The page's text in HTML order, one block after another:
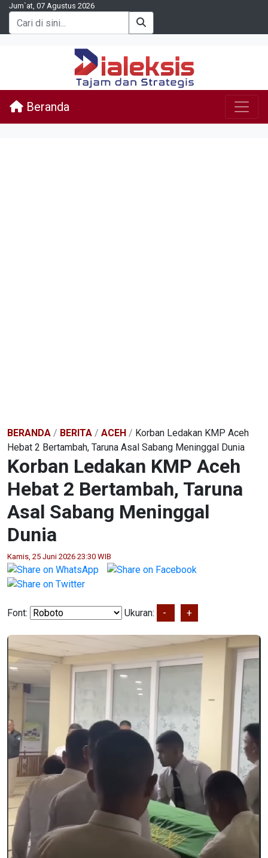
Jum`at, 07 Agustus 2026
Beranda
BERANDA / BERITA / ACEH / Korban Ledakan KMP Aceh
Hebat 2 Bertambah, Taruna Asal Sabang Meninggal Dunia
Korban Ledakan KMP Aceh
Hebat 2 Bertambah, Taruna
Asal Sabang Meninggal
Dunia
Kamis, 25 Juni 2026 23:30 WIB
Font: Ukuran: - +